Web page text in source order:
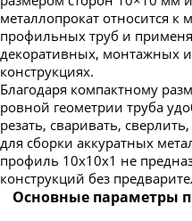
металлопрокат относится
профильных труб и
декоративных, монтажных
конструкциях.
Благодаря компактному
ровной геометрии труба
резать, сваривать,
для сборки аккуратных
профиль 10х10х1 не
конструкций без
Основные параметры